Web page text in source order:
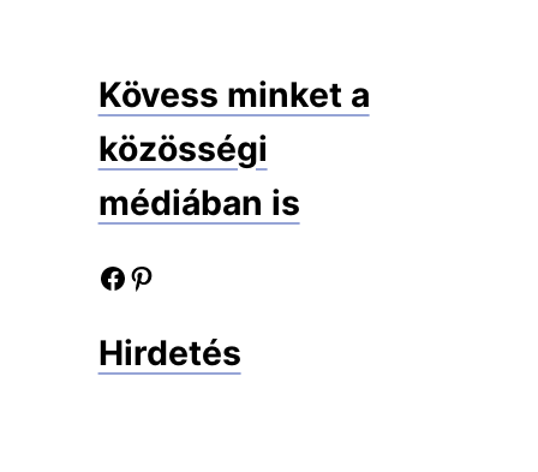
Kövess minket a
közösségi
médiában is
Facebook oldalunk Pinterest oldalunk
Hirdetés